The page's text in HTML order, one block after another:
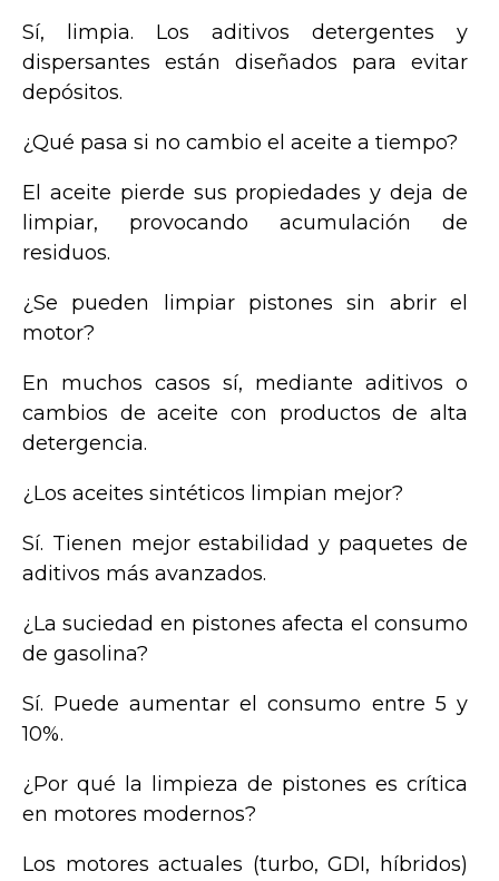
Sí, limpia. Los aditivos detergentes y
dispersantes están diseñados para evitar
depósitos.
¿Qué pasa si no cambio el aceite a tiempo?
El aceite pierde sus propiedades y deja de
limpiar, provocando acumulación de
residuos.
¿Se pueden limpiar pistones sin abrir el
motor?
En muchos casos sí, mediante aditivos o
cambios de aceite con productos de alta
detergencia.
¿Los aceites sintéticos limpian mejor?
Sí. Tienen mejor estabilidad y paquetes de
aditivos más avanzados.
¿La suciedad en pistones afecta el consumo
de gasolina?
Sí. Puede aumentar el consumo entre 5 y
10%.
¿Por qué la limpieza de pistones es crítica
en motores modernos?
Los motores actuales (turbo, GDI, híbridos)